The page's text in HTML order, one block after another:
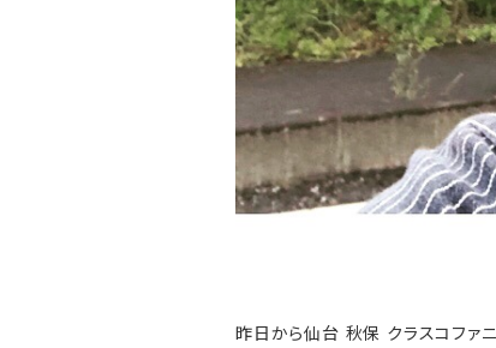
昨日から仙台 秋保 クラスコファニ